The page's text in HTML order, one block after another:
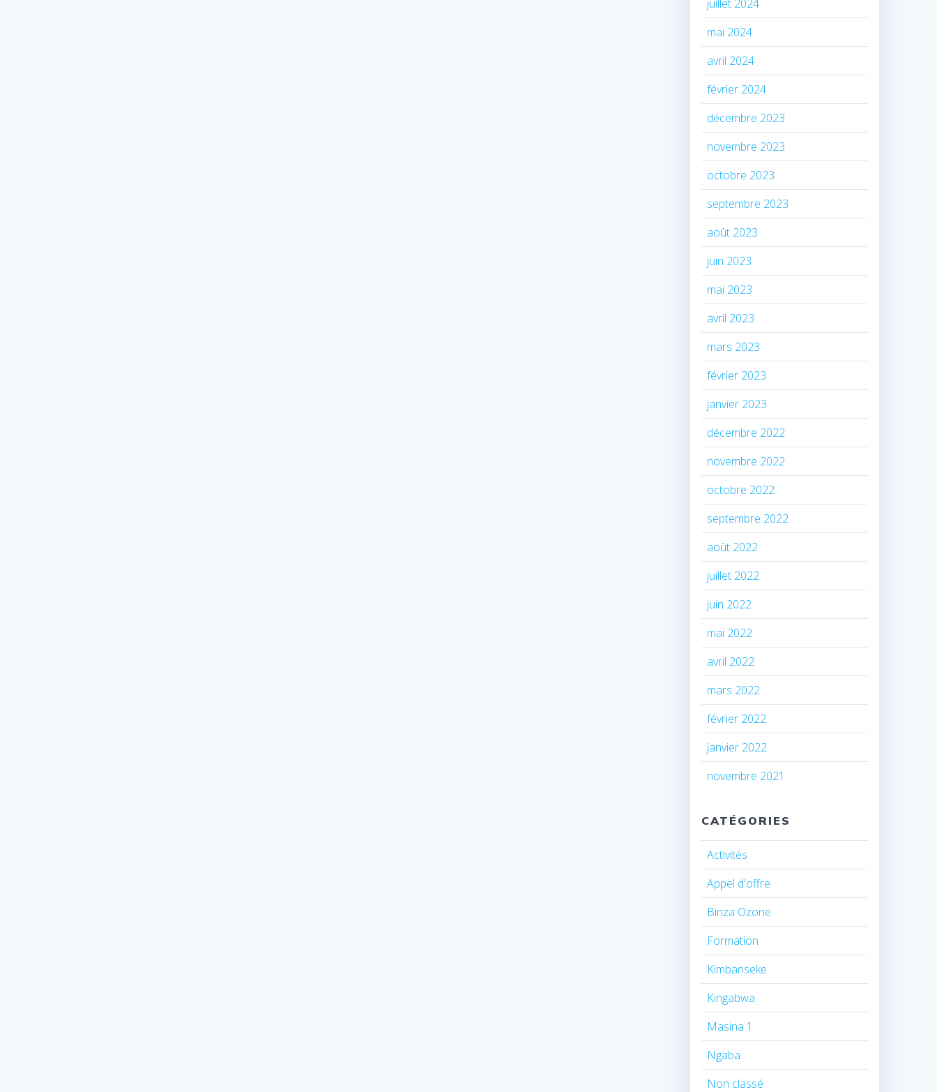
juillet 2024
mai 2024
avril 2024
février 2024
décembre 2023
novembre 2023
octobre 2023
septembre 2023
août 2023
juin 2023
mai 2023
avril 2023
mars 2023
février 2023
janvier 2023
décembre 2022
novembre 2022
octobre 2022
septembre 2022
août 2022
juillet 2022
juin 2022
mai 2022
avril 2022
mars 2022
février 2022
janvier 2022
novembre 2021
CATÉGORIES
Activités
Appel d'offre
Binza Ozone
Formation
Kimbanseke
Kingabwa
Masina 1
Ngaba
Non classé